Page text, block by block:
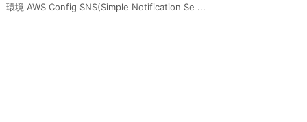
環境 AWS Config SNS(Simple Notification Se ...